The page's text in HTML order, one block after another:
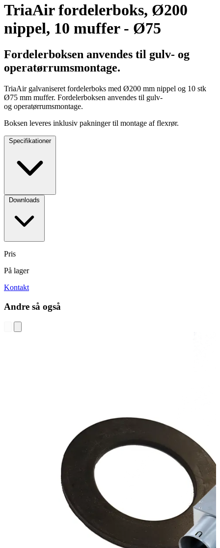
TriaAir fordelerboks, Ø200
nippel, 10 muffer - Ø75
Fordelerboksen anvendes til gulv- og
operatørrumsmontage.
TriaAir galvaniseret fordelerboks med Ø200 mm nippel og 10 stk
Ø75 mm muffer. Fordelerboksen anvendes til gulv-
og operatørrumsmontage.
Boksen leveres inklusiv pakninger til montage af flexrør.
Specifikationer
Downloads
Pris
På lager
Kontakt
Andre så også